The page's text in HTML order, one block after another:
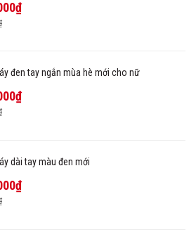
đen tay ngắn mùa hè mới cho nữ
dài tay màu đen mới